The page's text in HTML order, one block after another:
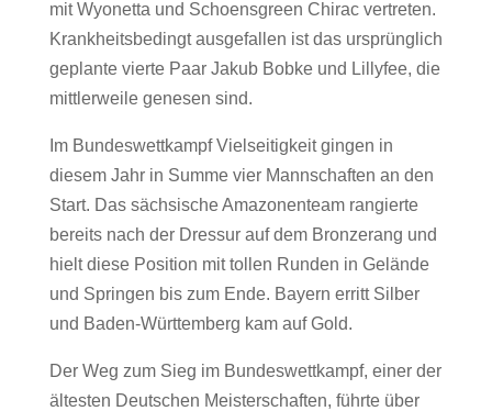
mit Wyonetta und Schoensgreen Chirac vertreten.
Krankheitsbedingt ausgefallen ist das ursprünglich
geplante vierte Paar Jakub Bobke und Lillyfee, die
mittlerweile genesen sind.
Im Bundeswettkampf Vielseitigkeit gingen in
diesem Jahr in Summe vier Mannschaften an den
Start. Das sächsische Amazonenteam rangierte
bereits nach der Dressur auf dem Bronzerang und
hielt diese Position mit tollen Runden in Gelände
und Springen bis zum Ende. Bayern erritt Silber
und Baden-Württemberg kam auf Gold.
Der Weg zum Sieg im Bundeswettkampf, einer der
ältesten Deutschen Meisterschaften, führte über